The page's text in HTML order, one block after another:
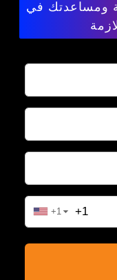
ومساعدتك في